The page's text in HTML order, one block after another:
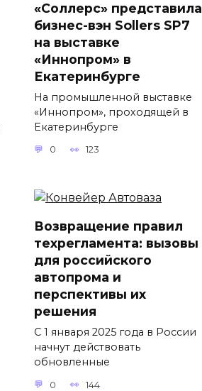
«Соллерс» представила
бизнес-вэн Sollers SP7
на выставке
«Иннопром» в
Екатеринбурге
На промышленной выставке
«Иннопром», проходящей в
Екатеринбурге
0 123
Возвращение правил
техрегламента: вызовы
для российского
автопрома и
перспективы их
решения
С 1 января 2025 года в России
начнут действовать
обновленные
0 144